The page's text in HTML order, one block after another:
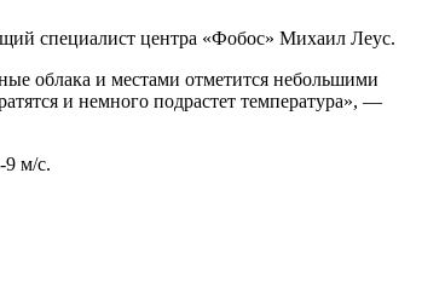
специалист центра «Фобос» Михаил Леус.
облака и местами отметится небольшими
и немного подрастет температура», —
9 м/с.